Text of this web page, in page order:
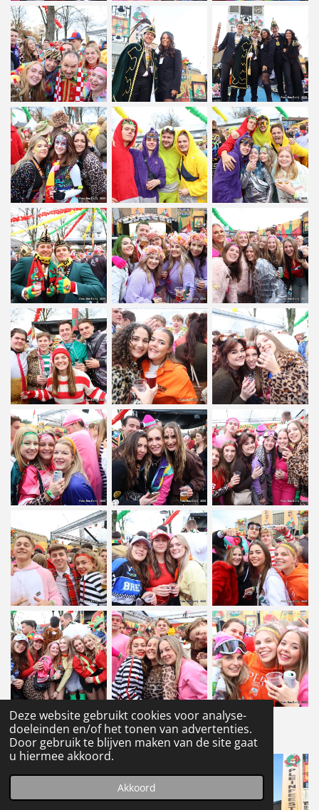
Deze website gebruikt cookies voor analyse-
doeleinden en/of het tonen van advertenties.
Door gebruik te blijven maken van de site gaat
u hiermee akkoord.
Akkoord
1 2